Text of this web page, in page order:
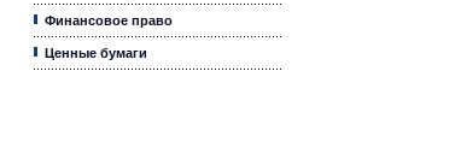
Финансовое право
Ценные бумаги